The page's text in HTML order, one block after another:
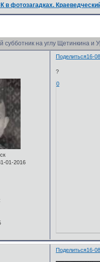
фотозагадках.
субботник на углу Щетинкина и
Поделиться16-
01-2016
?
0
Поделиться16-